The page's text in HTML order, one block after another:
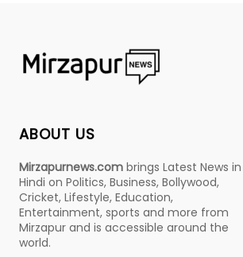
ABOUT US
Mirzapurnews.com brings Latest News in
Hindi on Politics, Business, Bollywood,
Cricket, Lifestyle, Education,
Entertainment, sports and more from
Mirzapur and is accessible around the
world.